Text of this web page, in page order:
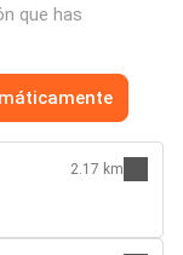
que has
2.17 km